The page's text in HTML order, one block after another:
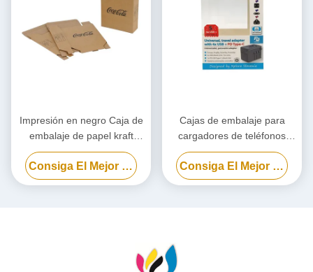
Impresión en negro Caja de
embalaje de papel kraft
personalizado, Caja de
cartón ecológico Consiga El Mejor Precio
Cajas de embalaje para
cargadores de teléfonos
celulares, caja de embalaje
para bancos de energía
biodegradables
Consiga El Mejor Precio